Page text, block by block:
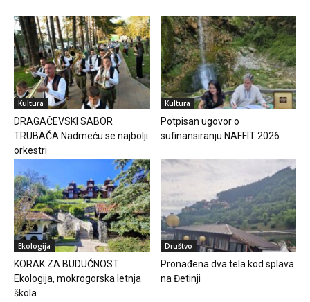
Kultura
DRAGAČEVSKI SABOR
TRUBAČA Nadmeću se najbolji
orkestri
Kultura
Potpisan ugovor o
sufinansiranju NAFFIT 2026.
Ekologija
KORAK ZA BUDUĆNOST
Ekologija, mokrogorska letnja
škola
Društvo
Pronađena dva tela kod splava
na Đetinji